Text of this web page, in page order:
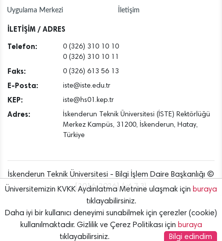
Uygulama Merkezi
İletişim
İLETİŞİM / ADRES
Telefon:
0 (326) 310 10 10
0 (326) 310 10 11
Faks: 0 (326) 613 56 13
E-Posta: iste@iste.edu.tr
KEP: iste@hs01.kep.tr
Adres:
İskenderun Teknik Üniversitesi (İSTE) Rektörlüğü
Merkez Kampüs, 31200, İskenderun, Hatay,
Türkiye
İskenderun Teknik Üniversitesi - Bilgi İşlem Daire Başkanlığı ©
[2016..2026] {v6.7.3}
Üniversitemizin KVKK Aydınlatma Metnine ulaşmak için buraya
tıklayabilirsiniz.
Daha iyi bir kullanıcı deneyimi sunabilmek için çerezler (cookie)
kullanılmaktadır. Gizlilik ve Çerez Politikası için buraya
tıklayabilirsiniz.
Bilgi edindim